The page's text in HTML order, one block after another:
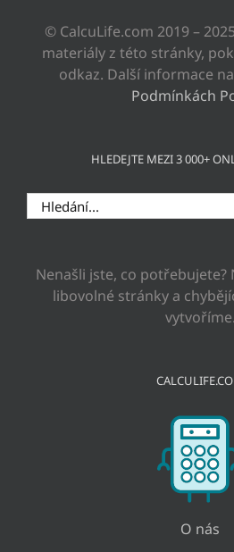
© CalcuLife.com 2019 –
materiály z této stránky,
odkaz. Další informace
Podmínkách
HLEDEJTE MEZI 3 000+
Hledat:
Nenašli jste, co
libovolné stránky a
vytvoříme.
O nás